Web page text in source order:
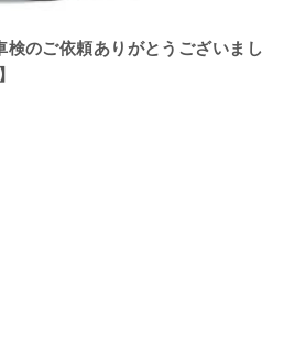
検のご依頼ありがとうございまし